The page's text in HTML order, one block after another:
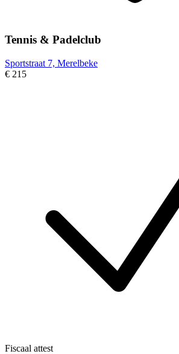
Tennis & Padelclub
Sportstraat 7, Merelbeke
€ 215
Fiscaal attest